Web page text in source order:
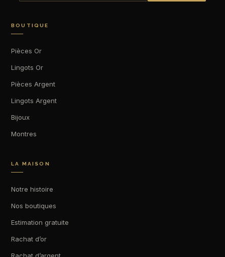
BOUTIQUE
Pièces Or
Lingots Or
Pièces Argent
Lingots Argent
Bijoux
Montres
LA MAISON
Notre histoire
Nos boutiques
Estimation gratuite
Rachat d’or